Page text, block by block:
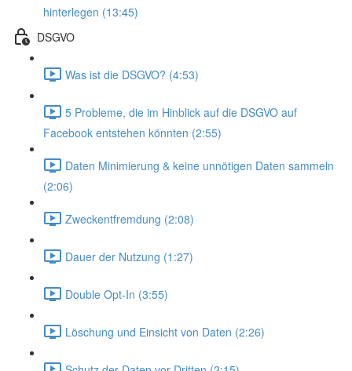
hinterlegen (13:45)
DSGVO
Was ist die DSGVO? (4:53)
5 Probleme, die im Hinblick auf die DSGVO auf
Facebook entstehen könnten (2:55)
Daten Minimierung & keine unnötigen Daten sammeln
(2:06)
Zweckentfremdung (2:08)
Dauer der Nutzung (1:27)
Double Opt-In (3:55)
Löschung und Einsicht von Daten (2:26)